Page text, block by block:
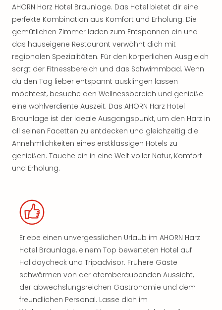
AHORN Harz Hotel Braunlage. Das Hotel bietet dir eine
perfekte Kombination aus Komfort und Erholung. Die
gemütlichen Zimmer laden zum Entspannen ein und
das hauseigene Restaurant verwöhnt dich mit
regionalen Spezialitäten. Für den körperlichen Ausgleich
sorgt der Fitnessbereich und das Schwimmbad. Wenn
du den Tag lieber entspannt ausklingen lassen
möchtest, besuche den Wellnessbereich und genieße
eine wohlverdiente Auszeit. Das AHORN Harz Hotel
Braunlage ist der ideale Ausgangspunkt, um den Harz in
all seinen Facetten zu entdecken und gleichzeitig die
Annehmlichkeiten eines erstklassigen Hotels zu
genießen. Tauche ein in eine Welt voller Natur, Komfort
und Erholung.
Erlebe einen unvergesslichen Urlaub im AHORN Harz
Hotel Braunlage, einem Top bewerteten Hotel auf
Holidaycheck und Tripadvisor. Frühere Gäste
schwärmen von der atemberaubenden Aussicht,
der abwechslungsreichen Gastronomie und dem
freundlichen Personal. Lasse dich im